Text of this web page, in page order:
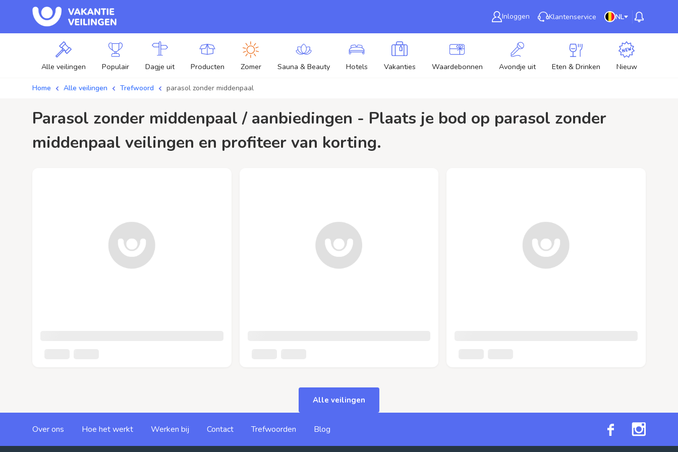
Inloggen Klantenservice NL
Alle veilingen Populair Dagje uit Producten Zomer Sauna & Beauty Hotels Vakanties Waardebonnen Avondje uit Eten & Drinken Nieuw
Home Alle veilingen Trefwoord parasol zonder middenpaal
parasol zonder middenpaal / aanbiedingen - Plaats je bod op parasol zonder
middenpaal veilingen en profiteer van korting.
Alle veilingen
Over ons Hoe het werkt Werken bij Contact Trefwoorden Blog